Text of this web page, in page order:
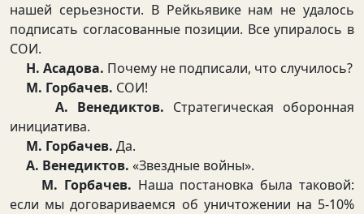
нашей серьезности. В Рейкьявике нам не удалось
подписать согласованные позиции. Все упиралось в
СОИ.
Н. Асадова. Почему не подписали, что случилось?
М. Горбачев. СОИ!
А. Венедиктов. Стратегическая оборонная
инициатива.
М. Горбачев. Да.
А. Венедиктов. «Звездные войны».
М. Горбачев. Наша постановка была таковой:
если мы договариваемся об уничтожении на 5-10%